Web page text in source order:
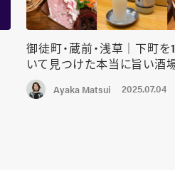
御徒町・蔵前・浅草｜下町
いて見つけた本当に旨い酒
Ayaka Matsui 2025.07.04